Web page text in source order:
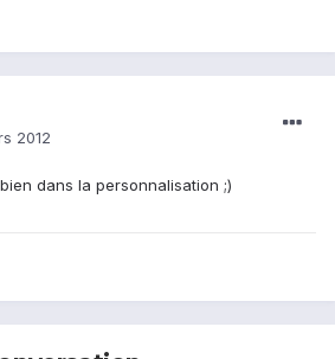
2012
dans la personnalisation ;)